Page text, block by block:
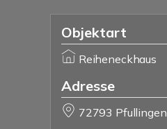
Objektart
Reiheneckhaus
Adresse
72793 Pfullingen